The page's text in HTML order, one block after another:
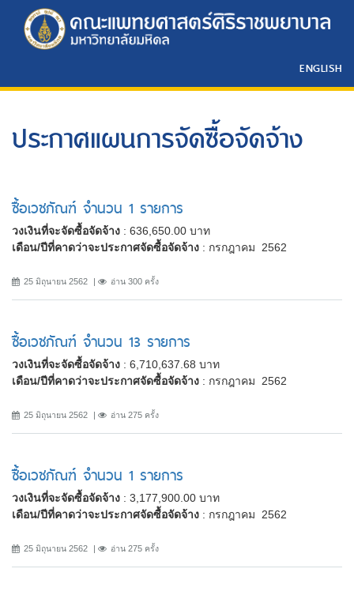
ENGLISH
ประกาศแผนการจัดซื้อจัดจ้าง
ซื้อเวชภัณฑ์ จำนวน 1 รายการ
วงเงินที่จะจัดซื้อจัดจ้าง : 636,650.00 บาท
เดือน/ปีที่คาดว่าจะประกาศจัดซื้อจัดจ้าง : กรกฎาคม 2562
25 มิถุนายน 2562 อ่าน 300 ครั้ง
ซื้อเวชภัณฑ์ จำนวน 13 รายการ
วงเงินที่จะจัดซื้อจัดจ้าง : 6,710,637.68 บาท
เดือน/ปีที่คาดว่าจะประกาศจัดซื้อจัดจ้าง : กรกฎาคม 2562
25 มิถุนายน 2562 อ่าน 275 ครั้ง
ซื้อเวชภัณฑ์ จำนวน 1 รายการ
วงเงินที่จะจัดซื้อจัดจ้าง : 3,177,900.00 บาท
เดือน/ปีที่คาดว่าจะประกาศจัดซื้อจัดจ้าง : กรกฎาคม 2562
25 มิถุนายน 2562 อ่าน 275 ครั้ง